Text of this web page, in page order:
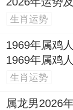
生肖运势
1969年属鸡
1969年属鸡
生肖运势
属龙男2026